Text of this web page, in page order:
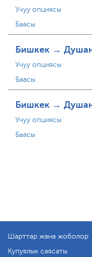
Учуу опциясы
Баасы
Бишкек →
Учуу опциясы
Баасы
Бишкек →
Учуу опциясы
Баасы
Шарттар жана жоболор
Купуялык саясаты